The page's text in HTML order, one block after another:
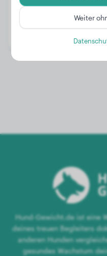
Gewicht:
Hund-Gewicht.de ist eine
deines treuen Begleiters
anderen Hunden
gesundes Wachstum
Weiter